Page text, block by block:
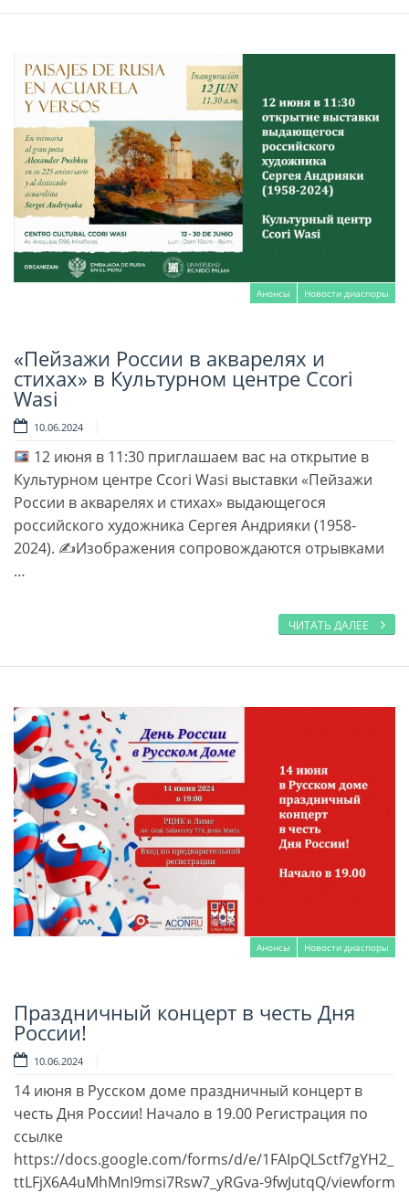
Анонсы Новости диаспоры
Читать далее
«Пейзажи России в акварелях и
стихах» в Культурном центре Ccori
Wasi
10.06.2024
12 июня в 11:30 приглашаем вас на открытие в
Культурном центре Ccori Wasi выставки «Пейзажи
России в акварелях и стихах» выдающегося
российского художника Сергея Андрияки (1958-
2024). ✍Изображения сопровождаются отрывками
…
ЧИТАТЬ ДАЛЕЕ
Анонсы Новости диаспоры
Читать далее
Праздничный концерт в честь Дня
России!
10.06.2024
14 июня в Русском доме праздничный концерт в
честь Дня России! Начало в 19.00 Регистрация по
ссылке
https://docs.google.com/forms/d/e/1FAIpQLSctf7gYH2_
ttLFjX6A4uMhMnI9msi7Rsw7_yRGva-9fwJutqQ/viewform